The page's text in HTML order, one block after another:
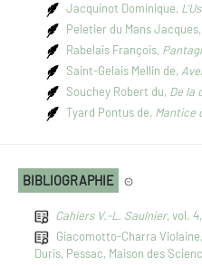
Jacquinot Dominique,
Peletier du Mans
Rabelais François,
Saint-Gelais Mellin de,
Souchey Robert du, De la
Tyard Pontus de, Mantice
BIBLIOGRAPHIE
Cahiers V.-L. Saulnier, vol.
Giacomotto-Charra
Duris, Pessac, Maison des